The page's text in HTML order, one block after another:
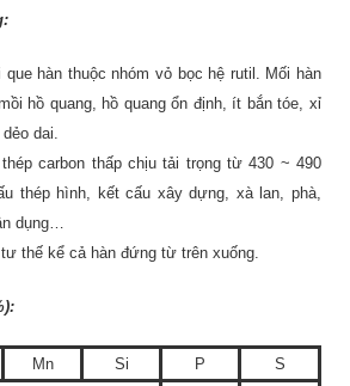
hàn thuộc nhóm vỏ bọc hệ rutil. Mối hàn
hồ quang, hồ quang ổn định, ít bắn tóe, xỉ
dai.
carbon thấp chịu tải trọng từ 430 ~ 490
thép hình, kết cấu xây dựng, xà lan, phà,
dụng…
thế kể cả hàn đứng từ trên xuống.
Mn Si P
S